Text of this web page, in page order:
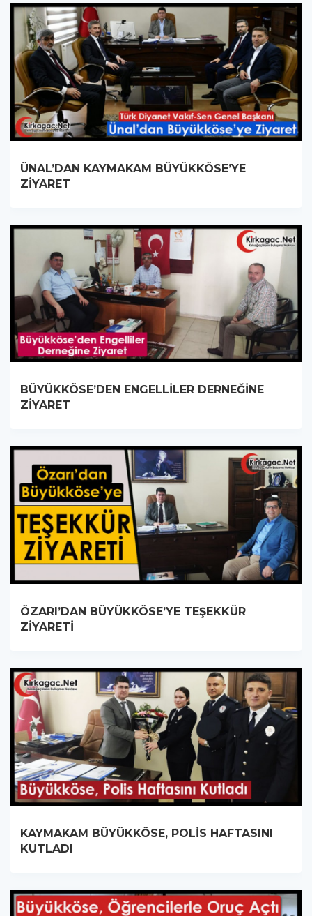
ÜNAL’DAN KAYMAKAM BÜYÜKKÖSE’YE
ZİYARET
BÜYÜKKÖSE’DEN ENGELLİLER DERNEĞİNE
ZİYARET
ÖZARI’DAN BÜYÜKKÖSE’YE TEŞEKKÜR
ZİYARETİ
KAYMAKAM BÜYÜKKÖSE, POLİS HAFTASINI
KUTLADI